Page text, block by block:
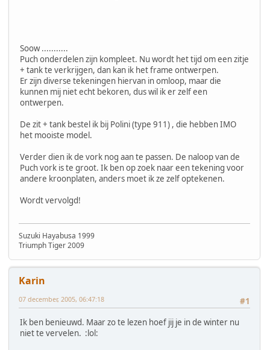
Soow ...........
Puch onderdelen zijn kompleet. Nu wordt het tijd om een zitje
+ tank te verkrijgen, dan kan ik het frame ontwerpen.
Er zijn diverse tekeningen hiervan in omloop, maar die
kunnen mij niet echt bekoren, dus wil ik er zelf een
ontwerpen.
De zit + tank bestel ik bij Polini (type 911) , die hebben IMO
het mooiste model.
Verder dien ik de vork nog aan te passen. De naloop van de
Puch vork is te groot. Ik ben op zoek naar een tekening voor
andere kroonplaten, anders moet ik ze zelf optekenen.
Wordt vervolgd!
Suzuki Hayabusa 1999
Triumph Tiger 2009
Karin
#1
07 december, 2005, 06:47:18
Ik ben benieuwd. Maar zo te lezen hoef jij je in de winter nu
niet te vervelen. :lol: